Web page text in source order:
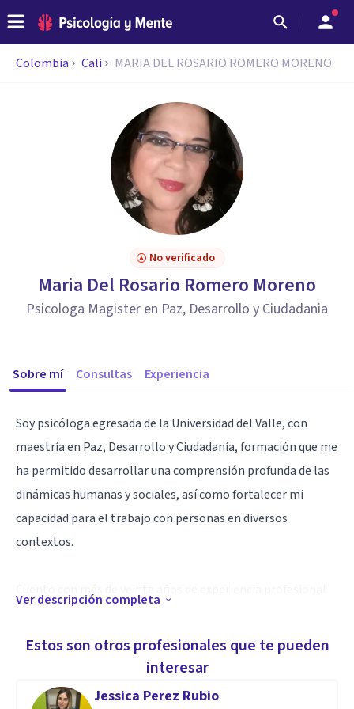
Colombia Cali MARIA DEL ROSARIO ROMERO MORENO
No verificado
Maria Del Rosario Romero Moreno
Psicologa Magister en Paz, Desarrollo y Ciudadania
Sobre mí Consultas Experiencia
Soy psicóloga egresada de la Universidad del Valle, con
maestría en Paz, Desarrollo y Ciudadanía, formación que me
ha permitido desarrollar una comprensión profunda de las
dinámicas humanas y sociales, así como fortalecer mi
capacidad para el trabajo con personas en diversos
contextos.
instituciones escolares y universitarias como docente,
orientadora y terapeuta. A lo largo de mi trayectoria, he
acompañado procesos de formación, orientación y
Ver descripción completa
Estos son otros profesionales que te pueden
interesar
Jessica Perez Rubio